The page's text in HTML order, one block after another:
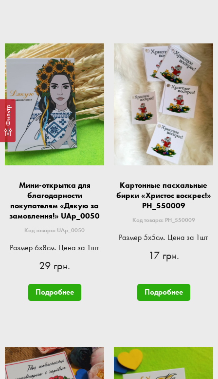
Фильтр
Мини-открытка для
благодарности
покупателям «Дякую за
замовлення!» UAp_0050
Код товара: UAp_0050
Размер 6x8см. Цена за 1шт
29 грн.
Подробнее
Картонные пасхальные
бирки «Христос воскрес!»
PH_550009
Код товара: PH_550009
Размер 5x5см. Цена за 1шт
17 грн.
Подробнее